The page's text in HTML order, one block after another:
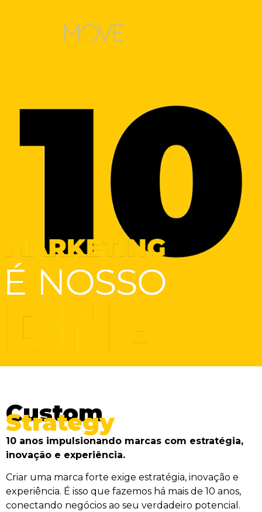
Custom
Strategy
10 anos impulsionando marcas com estratégia,
inovação e experiência.
Criar uma marca forte exige estratégia, inovação e
experiência. É isso que fazemos há mais de 10 anos,
conectando negócios ao seu verdadeiro potencial.